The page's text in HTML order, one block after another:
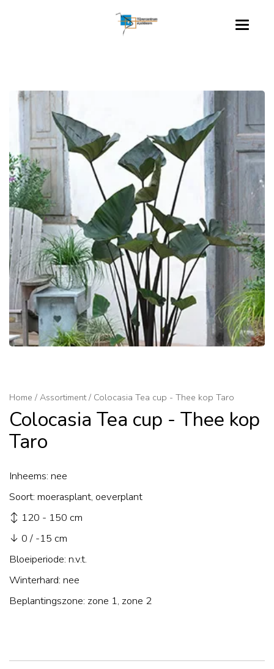
Home / Assortiment / Colocasia Tea cup - Thee kop Taro
Colocasia Tea cup - Thee kop
Taro
Inheems: nee
Soort: moerasplant, oeverplant
↕ 120 - 150 cm
↓ 0 / -15 cm
Bloeiperiode: n.v.t.
Winterhard: nee
Beplantingszone: zone 1, zone 2